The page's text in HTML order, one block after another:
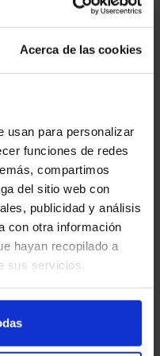
Acerca de las cookies
usan para personalizar
funciones de redes
compartimos
del sitio web con
publicidad y análisis
con otra información
hayan recopilado a
sus servicios.
y
con nuestro
kWh.
tu factura